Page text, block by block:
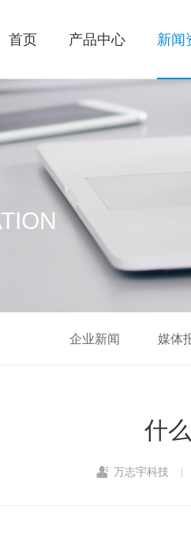
首页 产品中心 新闻
企业新闻 媒体
什
万志宇科技 |